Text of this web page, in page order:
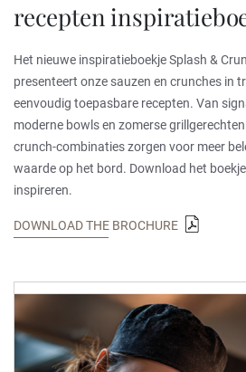
recepten
Het nieuwe inspiratieboekje Splash &
presenteert onze sauzen en crunches in
eenvoudig toepasbare recepten. Van
moderne bowls en zomerse
crunch-combinaties zorgen voor meer
waarde op het bord. Download het
inspireren.
DOWNLOAD THE BROCHURE